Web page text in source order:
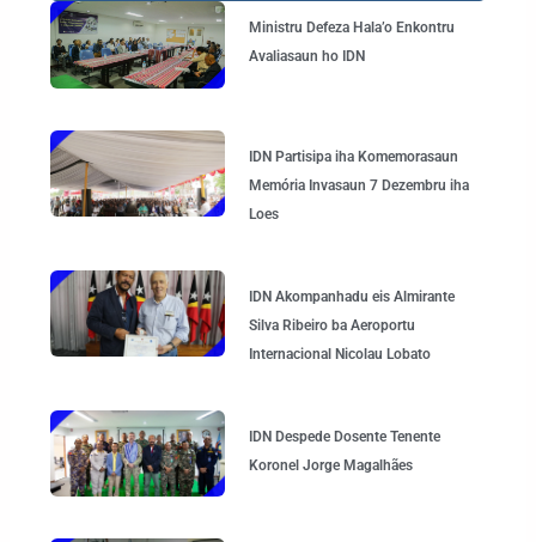
Ministru Defeza Hala’o Enkontru
Avaliasaun ho IDN
IDN Partisipa iha Komemorasaun
Memória Invasaun 7 Dezembru iha
Loes
IDN Akompanhadu eis Almirante
Silva Ribeiro ba Aeroportu
Internacional Nicolau Lobato
IDN Despede Dosente Tenente
Koronel Jorge Magalhães
Page